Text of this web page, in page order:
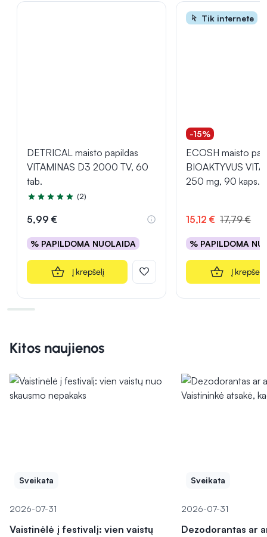
DETRICAL maisto papildas
VITAMINAS D3 2000 TV, 60
tab.
Įvertinimas 5.0 iš 5
(2)
5,99 €
% PAPILDOMA NUOLAIDA
Į krepšelį
Tik internete
-15%
ECOSH maisto
BIOAKTYVUS
250 mg, 90 kaps.
15,12 € 17,79 €
% PAPILDOMA
Į krepšelį
Kitos naujienos
Sveikata
2026-07-31
Vaistinėlė į festivalį: vien vaistų
Sveikata
2026-07-31
Dezodorantas ar